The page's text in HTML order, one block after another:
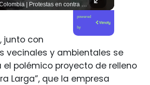
🇨🇴🪧 #Colombia | Protestas en contra de la toma de posesión de Abelardo son lideradas por Iván Cepeda
powered
by
junto con
vecinales y ambientales se
polémico proyecto de relleno
Larga”, que la empresa